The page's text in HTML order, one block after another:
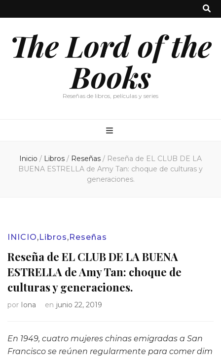
The Lord of the
Books
Reseñas de libros, películas y series
Inicio / Libros / Reseñas / Reseña de EL CLUB DE LA
BUENA ESTRELLA de Amy Tan: choque de culturas y
generaciones.
INICIO,Libros,Reseñas
Reseña de EL CLUB DE LA BUENA
ESTRELLA de Amy Tan: choque de
culturas y generaciones.
por Iona en junio 22, 2019
En 1949, cuatro mujeres chinas emigradas a San
Francisco se reúnen regularmente para comer dim